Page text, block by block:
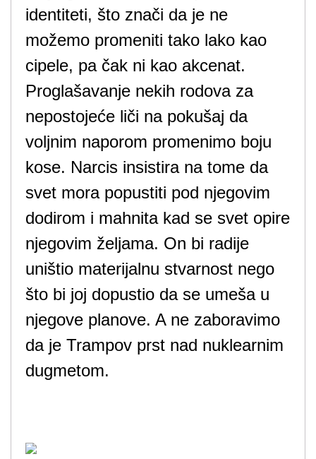
identiteti, što znači da je ne
možemo promeniti tako lako kao
cipele, pa čak ni kao akcenat.
Proglašavanje nekih rodova za
nepostojeće liči na pokušaj da
voljnim naporom promenimo boju
kose. Narcis insistira na tome da
svet mora popustiti pod njegovim
dodirom i mahnita kad se svet opire
njegovim željama. On bi radije
uništio materijalnu stvarnost nego
što bi joj dopustio da se umeša u
njegove planove. A ne zaboravimo
da je Trampov prst nad nuklearnim
dugmetom.